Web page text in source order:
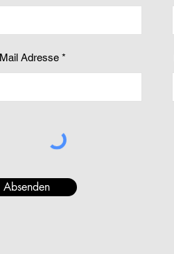
Adresse
Absenden